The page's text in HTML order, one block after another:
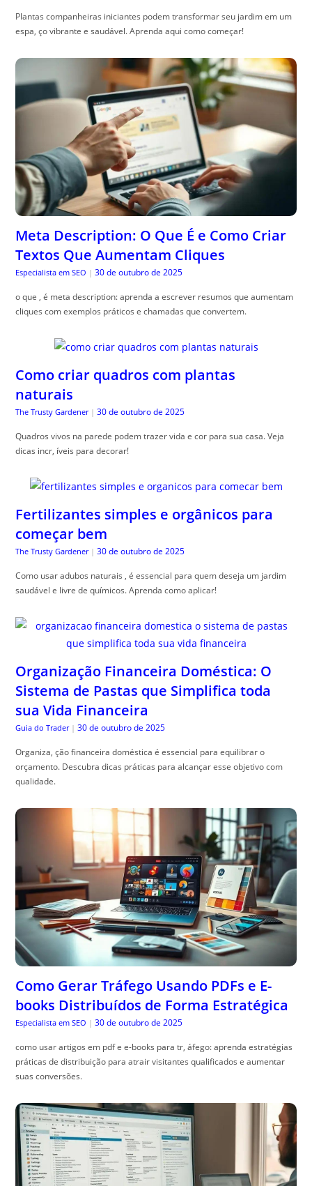
Plantas companheiras iniciantes podem transformar seu jardim em um
espa, ço vibrante e saudável. Aprenda aqui como começar!
Meta Description: O Que É e Como Criar
Textos Que Aumentam Cliques
Especialista em SEO | 30 de outubro de 2025
o que , é meta description: aprenda a escrever resumos que aumentam
cliques com exemplos práticos e chamadas que convertem.
Como criar quadros com plantas
naturais
The Trusty Gardener | 30 de outubro de 2025
Quadros vivos na parede podem trazer vida e cor para sua casa. Veja
dicas incr, íveis para decorar!
Fertilizantes simples e orgânicos para
começar bem
The Trusty Gardener | 30 de outubro de 2025
Como usar adubos naturais , é essencial para quem deseja um jardim
saudável e livre de químicos. Aprenda como aplicar!
Organização Financeira Doméstica: O
Sistema de Pastas que Simplifica toda
sua Vida Financeira
Guia do Trader | 30 de outubro de 2025
Organiza, ção financeira doméstica é essencial para equilibrar o
orçamento. Descubra dicas práticas para alcançar esse objetivo com
qualidade.
Como Gerar Tráfego Usando PDFs e E-
books Distribuídos de Forma Estratégica
Especialista em SEO | 30 de outubro de 2025
como usar artigos em pdf e e-books para tr, áfego: aprenda estratégias
práticas de distribuição para atrair visitantes qualificados e aumentar
suas conversões.